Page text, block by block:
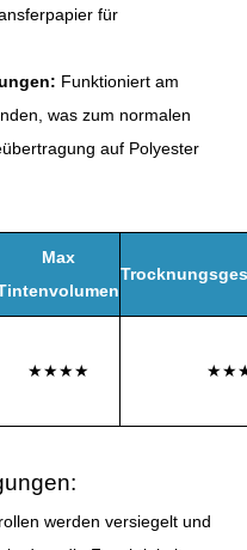
für
Funktioniert am
was zum normalen
auf Polyester
Max
★★★★
werden versiegelt und